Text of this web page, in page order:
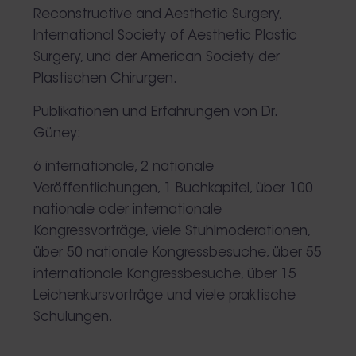
Reconstructive and Aesthetic Surgery,
International Society of Aesthetic Plastic
Surgery, und der American Society der
Plastischen Chirurgen.
Publikationen und Erfahrungen von Dr.
Güney:
6 internationale, 2 nationale
Veröffentlichungen, 1 Buchkapitel, über 100
nationale oder internationale
Kongressvorträge, viele Stuhlmoderationen,
über 50 nationale Kongressbesuche, über 55
internationale Kongressbesuche, über 15
Leichenkursvorträge und viele praktische
Schulungen.